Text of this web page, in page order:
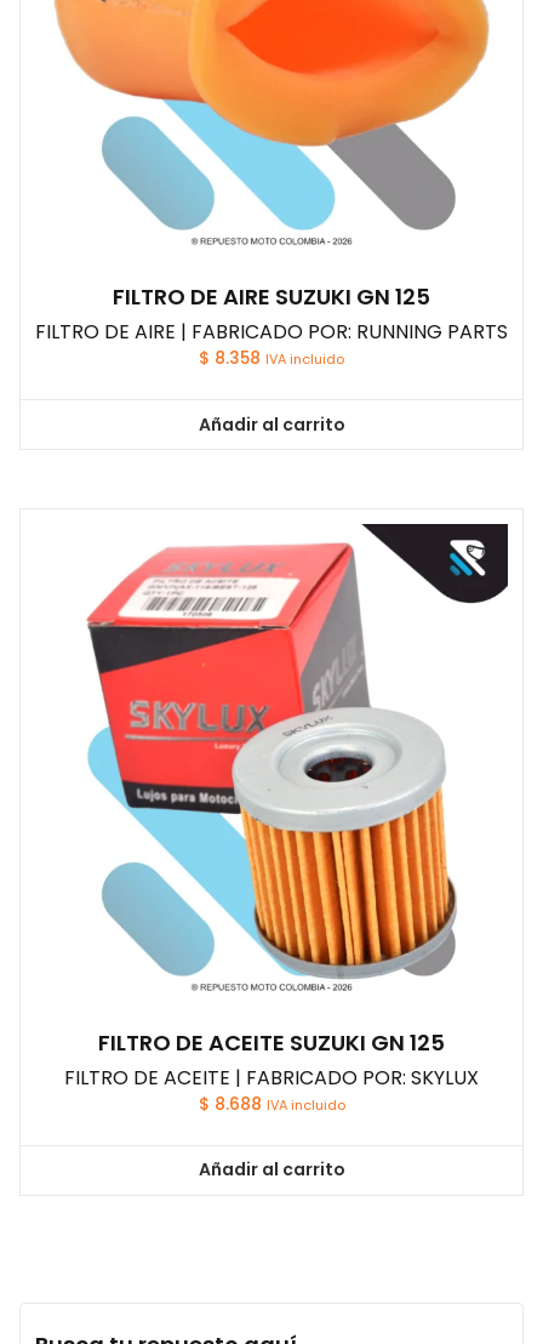
FILTRO DE AIRE SUZUKI GN 125
FILTRO DE AIRE | FABRICADO POR: RUNNING PARTS
$ 8.358 IVA incluido
Añadir al carrito
FILTRO DE ACEITE SUZUKI GN 125
FILTRO DE ACEITE | FABRICADO POR: SKYLUX
$ 8.688 IVA incluido
Añadir al carrito